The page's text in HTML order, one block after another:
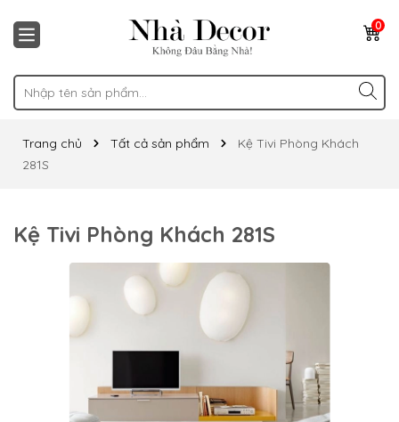
0
Trang chủ Tất cả sản phẩm
Kệ Tivi Phòng Khách
281S
Kệ Tivi Phòng Khách 281S